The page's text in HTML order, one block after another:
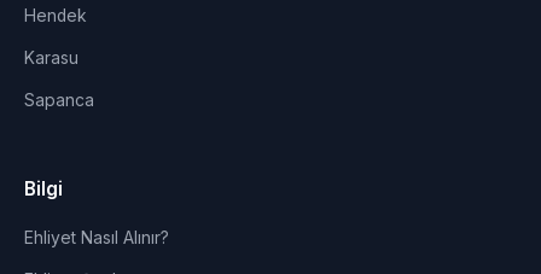
Hendek
Karasu
Sapanca
Bilgi
Ehliyet Nasıl Alınır?